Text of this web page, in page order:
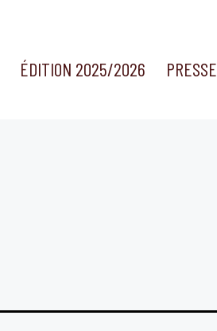
ÉDITION 2025/2026 PRESSE